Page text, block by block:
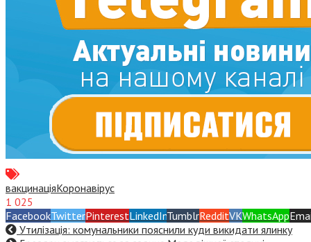
вакцинаціяКоронавірус
1 025
FacebookTwitterPinterestLinkedInTumblrRedditVKWhatsApp
Утилізація: комунальники пояснили куди викидати ялинку